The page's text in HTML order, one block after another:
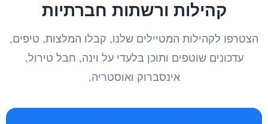
קהילות ורשתות חברתיות
הצטרפו לקהילות המטיילים שלנו, קבלו המלצות, טיפים,
עדכונים שוטפים ותוכן בלעדי על וינה, חבל טירול,
אינסברוק ואוסטריה.